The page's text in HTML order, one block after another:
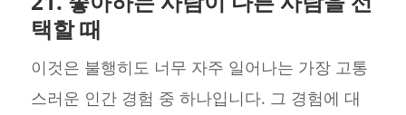
택할 때
이것은 불행히도 너무 자주 일어나는 가장 고통
스러운 인간 경험 중 하나입니다. 그 경험에 대